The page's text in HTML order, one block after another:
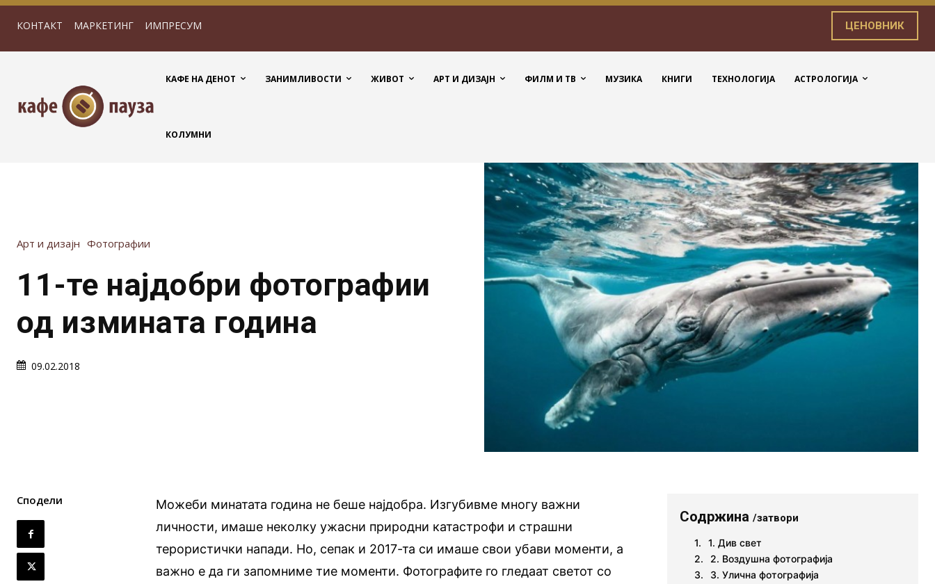
КОНТАКТ МАРКЕТИНГ ИМПРЕСУМ ЦЕНОВНИК
КАФЕ НА ДЕНОТ ЗАНИМЛИВОСТИ ЖИВОТ АРТ И ДИЗАЈН ФИЛМ И ТВ МУЗИКА КНИГИ ТЕХНОЛОГИЈА АСТРОЛОГИЈА
КОЛУМНИ
Арт и дизајн Фотографии
11-те најдобри фотографии
од измината година
09.02.2018
Сподели
Можеби минатата година не беше најдобра. Изгубивме многу важни
личности, имаше неколку ужасни природни катастрофи и страшни
терористички напади. Но, сепак и 2017-та си имаше свои убави моменти, а
важно е да ги запомниме тие моменти. Фотографите го гледаат светот со
Содржина/затвори
1. Див свет
2. Воздушна фотографија
3. Улична фотографија